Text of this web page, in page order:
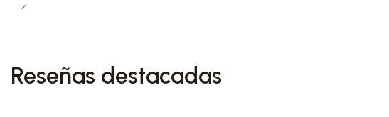
Reseñas destacadas